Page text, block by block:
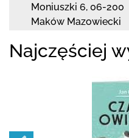
Moniuszki 6, 06-200
Maków Mazowiecki
Najczęściej